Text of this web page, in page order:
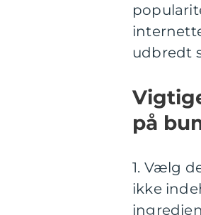
udbredt
på
1. Vælg
ikke